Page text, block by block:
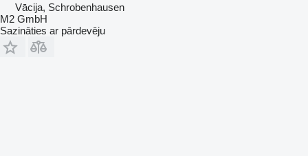
Vācija, Schrobenhausen
M2 GmbH
Sazināties ar pārdevēju